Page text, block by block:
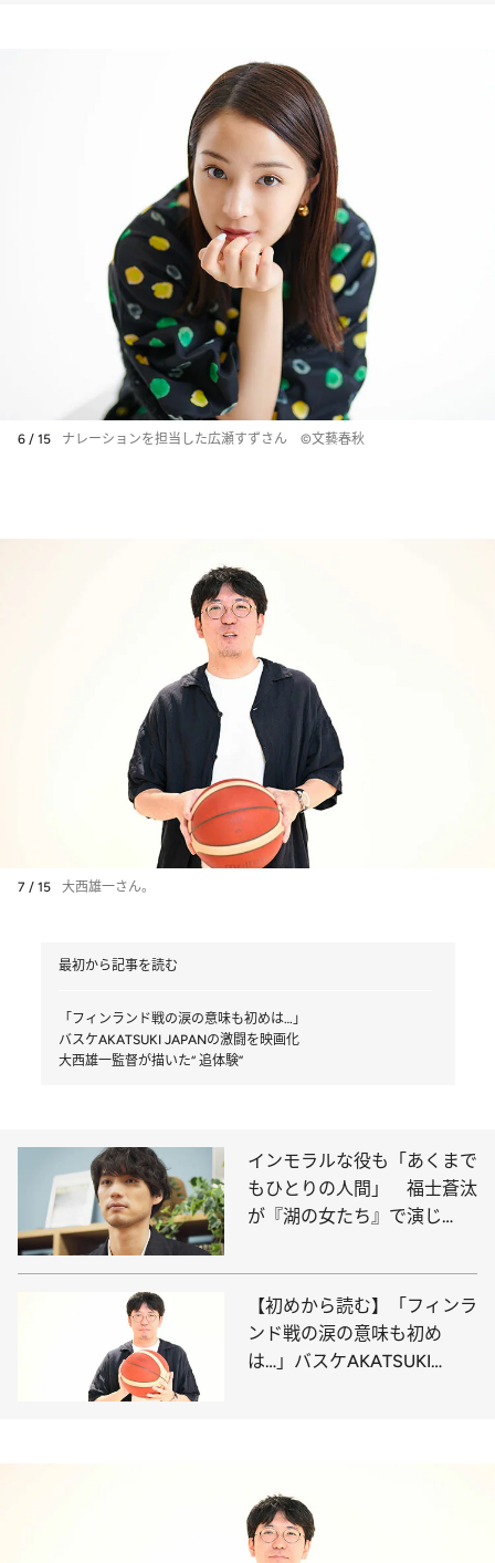
6 / 15 ナレーションを担当した広瀬すずさん ©文藝春秋
7 / 15 大西雄一さん。
最初から記事を読む
「フィンランド戦の涙の意味も初めは…」
バスケAKATSUKI JAPANの激闘を映画化
大西雄一監督が描いた“ 追体験”
インモラルな役も「あくまで
もひとりの人間」 福士蒼汰
が『湖の女たち』で演じ
【初めから読む】「フィンラ
ンド戦の涙の意味も初め
は…」バスケAKATSUKI